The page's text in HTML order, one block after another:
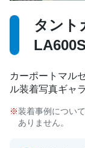
タント
カーポートマル
ル装着写真ギャ
装着事例につい
ありません。